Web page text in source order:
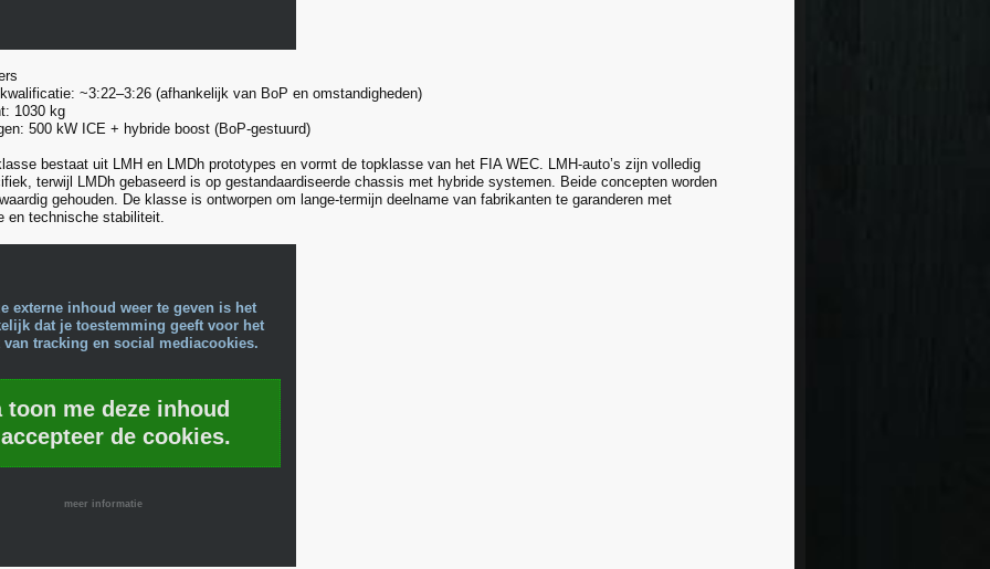
~3:22–3:26 (afhankelijk van BoP en omstandigheden)
1030 kg
500 kW ICE + hybride boost (BoP-gestuurd)
bestaat uit LMH en LMDh prototypes en vormt de topklasse van het FIA WEC. LMH-auto’s zijn volledig
terwijl LMDh gebaseerd is op gestandaardiseerde chassis met hybride systemen. Beide concepten worden
gehouden. De klasse is ontworpen om lange-termijn deelname van fabrikanten te garanderen met
en technische stabiliteit.
externe inhoud weer te geven is het
dat je toestemming geeft voor het
tracking en social mediacookies.
toon me deze inhoud
de cookies.
meer informatie